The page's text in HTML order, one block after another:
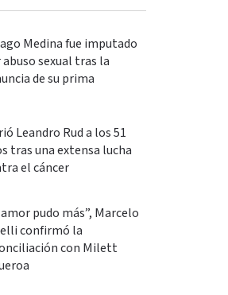
Medina fue imputado
sexual tras la
de su prima
Leandro Rud a los 51
tras una extensa lucha
el cáncer
pudo más”, Marcelo
confirmó la
con Milett